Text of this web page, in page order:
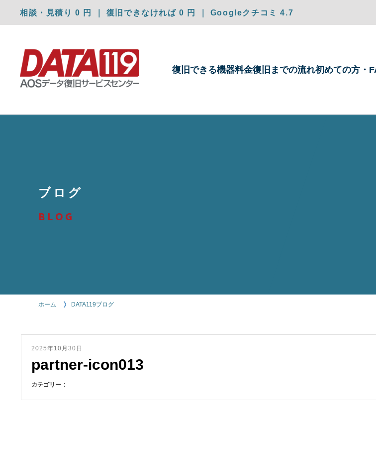
相談・見積り 0 円 ｜ 復旧できなければ 0 円 ｜ Googleクチコミ 4.7
復旧できる機器料金復旧までの流れ初めての方・
ブログ
BLOG
ホーム DATA119ブログ
2025年10月30日
partner-icon013
カテゴリー